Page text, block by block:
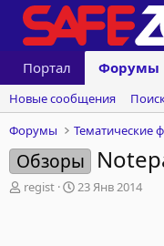
Портал Форумы
Новые сообщения
Форумы
Тематические
Обзоры
А
regist
Д
23 Янв 2014